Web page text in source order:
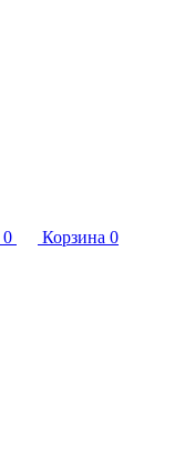
0 Корзина 0